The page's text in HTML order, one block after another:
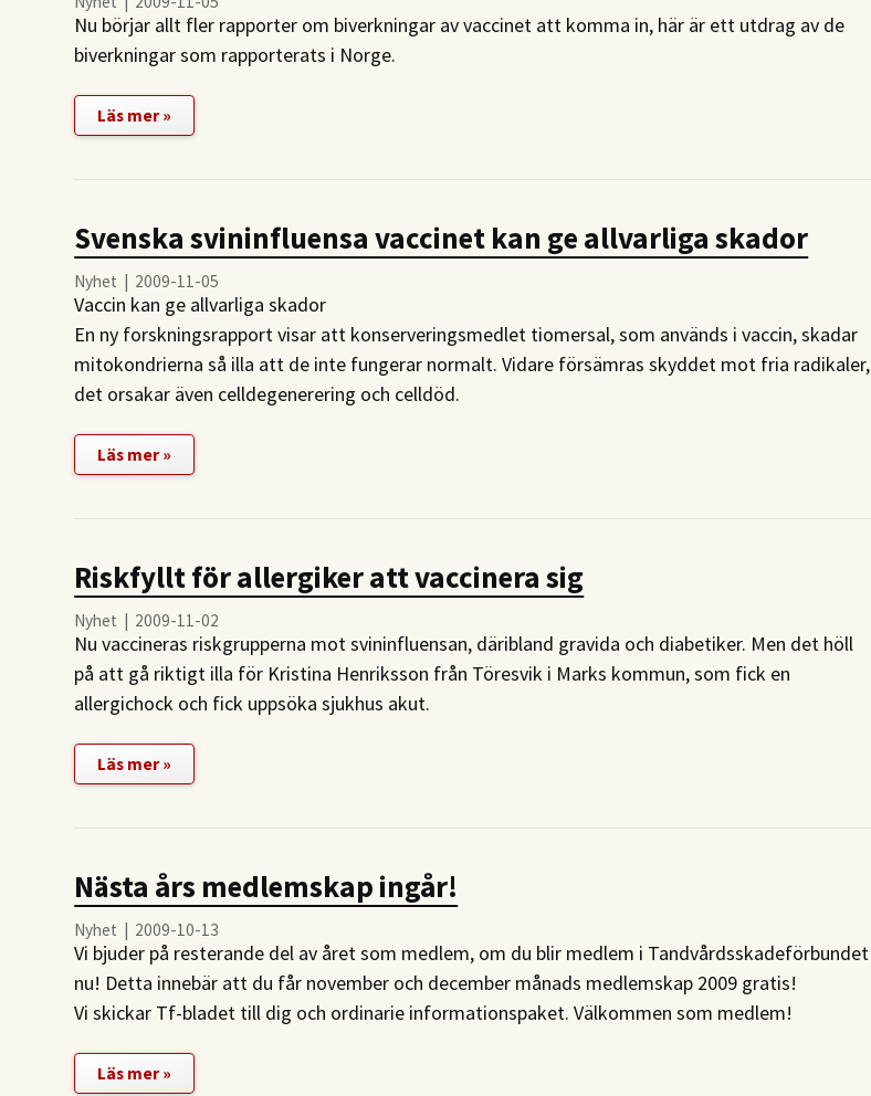
Nu börjar allt fler rapporter om biverkningar av vaccinet att komma in, här är ett utdrag av de
biverkningar som rapporterats i Norge.
Läs mer »
Svenska svininfluensa vaccinet kan ge allvarliga skador
Nyhet | 2009-11-05
Vaccin kan ge allvarliga skador
En ny forskningsrapport visar att konserveringsmedlet tiomersal, som används i vaccin, skadar
mitokondrierna så illa att de inte fungerar normalt. Vidare försämras skyddet mot fria radikaler,
det orsakar även celldegenerering och celldöd.
Läs mer »
Riskfyllt för allergiker att vaccinera sig
Nyhet | 2009-11-02
Nu vaccineras riskgrupperna mot svininfluensan, däribland gravida och diabetiker. Men det höll
på att gå riktigt illa för Kristina Henriksson från Töresvik i Marks kommun, som fick en
allergichock och fick uppsöka sjukhus akut.
Läs mer »
Nästa års medlemskap ingår!
Nyhet | 2009-10-13
Vi bjuder på resterande del av året som medlem, om du blir medlem i Tandvårdsskadeförbundet
nu! Detta innebär att du får november och december månads medlemskap 2009 gratis!
Vi skickar Tf-bladet till dig och ordinarie informationspaket. Välkommen som medlem!
Läs mer »